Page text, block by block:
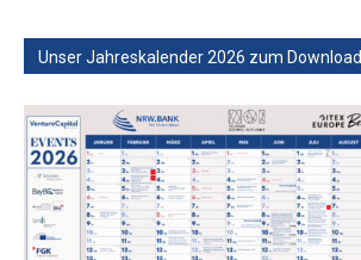
Unser Jahreskalender 2026 zum Download